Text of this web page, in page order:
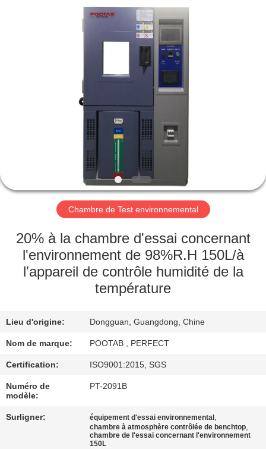
PRODUITS
EXPOSITION
DE
AU
SUJET
VISITE
D'USINE
CONTRÔLE
DE
Chambre de Test environnemental
20% à la chambre d'essai concernant
l'environnement de 98%R.H 150L/à
l'appareil de contrôle humidité de la
température
Lieu d'origine: Dongguan, Guangdong, Chine
Nom de marque: POOTAB , PERFECT
Certification: ISO9001:2015, SGS
Numéro de
modèle:
PT-2091B
Surligner: équipement d'essai environnemental ,
chambre à atmosphère contrôlée de benchtop,
chambre de l'essai concernant l'environnement
150L